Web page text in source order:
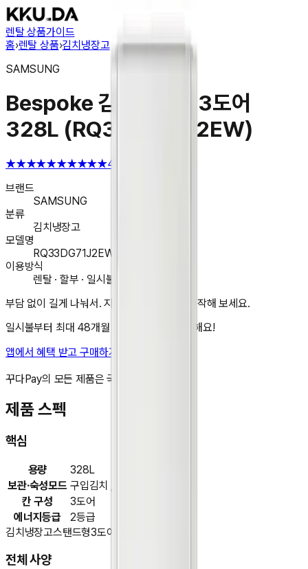
렌탈 상품가이드
홈›렌탈 상품›김치냉장고
SAMSUNG
Bespoke 김치플러스 3도어
328L (RQ33DG71J2EW)
★★★★★★★★★★4.6
브랜드
SAMSUNG
분류
김치냉장고
모델명
RQ33DG71J2EW
이용방식
렌탈 · 할부 · 일시불 구매
부담 없이 길게 나눠서. 지금 앱에서 렌탈을 시작해 보세요.
일시불부터 최대 48개월 무이자 할부도 가능해요!
앱에서 혜택 받고 구매하기
꾸다Pay의 모든 제품은 국내 정품입니다.
제품 스펙
핵심
용량
328L
보관·숙성모드 구입김치 , 저염김치 , 야채
칸 구성
3도어
에너지등급
2등급
김치냉장고스탠드형3도어
전체 사양